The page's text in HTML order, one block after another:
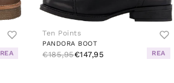
REA
Ten Points
PANDORA BOOT
€185,95€147,95 REA